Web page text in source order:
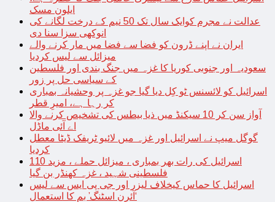
ایلون مسک
عدالت نے مجرم کوایک سال تک 50 نیم کے درخت لگانے کی
انوکھی سزا سنا دی
ایران نے اپنے ڈرون کو فضا سے فضا میں مار کرنے والے
میزائل سے لیس کردیا
سعودیہ اور جنوبی کوریا کا غزہ میں جنگ بندی اور فلسطین
کے سیاسی حل پر زور
اسرائیل کو لائسنس ٹو کِل دیا گیا جو غزہ پر وحشیانہ بمباری
کر رہا ہے، امیرِ قطر
آواز سن کر 10 سیکنڈ میں ذیا بیطس کی تشخیص کرنے والا
اے آئی ماڈل
گوگل میپ نے اسرائیل اور غزہ میں لائیو ٹریفک ڈیٹا معطل
کردیا
اسرائیل کی رات بھر بمباری ، میزائل حملے ، مزید 110
فلسطینی شہید ، غزہ کھنڈر بن گیا
اسرائیل کا حماس کیخلاف لیزر اور جی پی ایس سے لیس
‘آئرن اسٹنگ’ بم کا استعمال